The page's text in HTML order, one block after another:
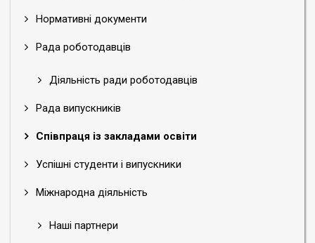
Нормативні документи
Рада роботодавців
Діяльність ради роботодавців
Рада випускників
Співпраця із закладами освіти
Успішні студенти і випускники
Міжнародна діяльність
Наші партнери